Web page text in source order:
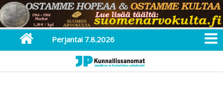
Perjantai 7.8.2026